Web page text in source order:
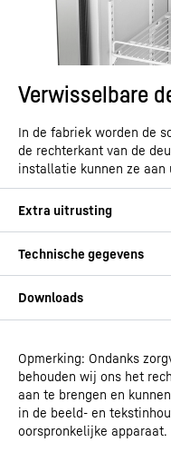
Verwisselbare
In de fabriek worden de
de rechterkant van de
installatie kunnen ze aan
Modeltype
GTIN
Opmerking: Ondanks
behouden wij ons het
aan te brengen en
in de beeld- en
oorspronkelijke apparaat.